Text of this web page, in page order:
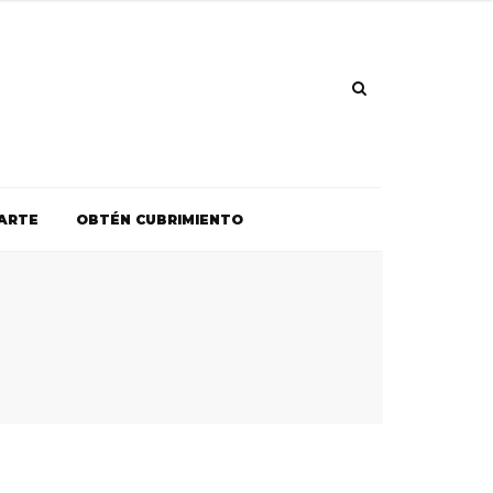
OBTÉN CUBRIMIENTO